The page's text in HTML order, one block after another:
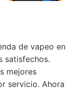
de vapeo en
satisfechos.
mejores
servicio. Ahora